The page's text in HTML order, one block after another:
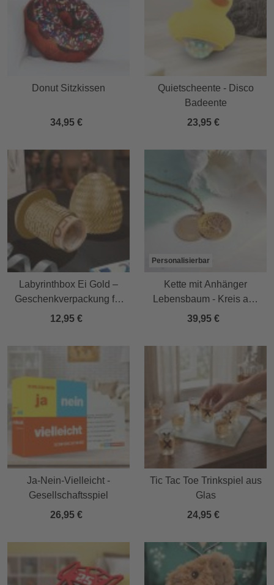
Donut Sitzkissen
34,95 €
Quietscheente - Disco
Badeente
23,95 €
Labyrinthbox Ei Gold –
Geschenkverpackung für
Geld, Gutscheine &
12,95 €
Personalisierbar
Kette mit Anhänger
Lebensbaum - Kreis aus
Namen - Gold
39,95 €
Ja-Nein-Vielleicht -
Gesellschaftsspiel
26,95 €
Tic Tac Toe Trinkspiel aus
Glas
24,95 €